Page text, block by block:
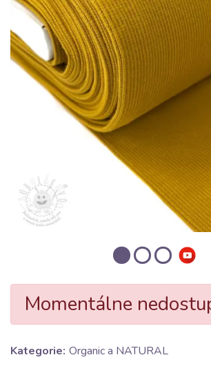
Momentálne
Kategorie: Organic a NATURAL